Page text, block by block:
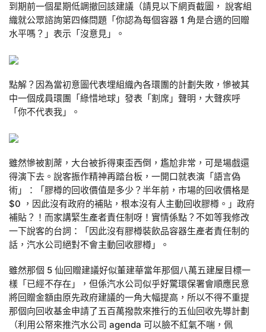
到期前一個星期低調撤回該建議（請見以下網頁截圖， 說客組
織就公眾諮詢第四條問題「你認為每個容器 1 角是合適的回贈
水平嗎？」表示「沒意見」。
點解？因為當初意圖代表埋組織內各環團的計劃失敗，慘被其
中一個成員環團「綠惜地球」發表「割席」聲明，大聲疾呼
「你不代表我」。
雖然慘被割蓆，大台被拆得東歪西倒，尷尬非常，可是場戲還
得演下去。說客振作精神再踏台板，一開口就表演「語言偽
術」：「膠樽的回收價值是多少？半年前，市場的回收價格是
$0 ，因此沒有政府的補貼，根本沒有人主動回收膠樽。」政府
補貼？！而家講緊生產者責任制呀！實情係點？不如等我修改
一下說客的台詞：「因此沒有膠樽裝飲品容器生產者責任制的
話，汽水公司絕對不會主動回收膠樽」。
雖然那個 5 仙回贈建議好似董建華當年那個八萬五建屋目標一
樣「已經不存在」，但係汽水公司似乎好驚環保署會順應民意
將回贈金額由原先政府建議的一角大幅提高，所以不得不重提
那個向回收基金申請了五百萬撥款來推行的五仙回收先導計劃
（利用公帑來推汽水公司 agenda 可以臉不紅氣不喘，佩